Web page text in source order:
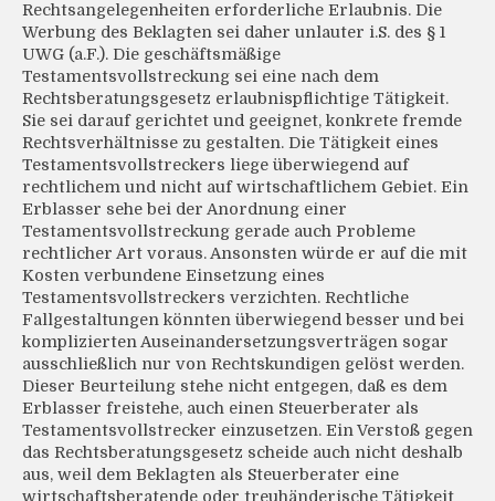
Rechtsangelegenheiten erforderliche Erlaubnis. Die
Werbung des Beklagten sei daher unlauter i.S. des § 1
UWG (a.F.). Die geschäftsmäßige
Testamentsvollstreckung sei eine nach dem
Rechtsberatungsgesetz erlaubnispflichtige Tätigkeit.
Sie sei darauf gerichtet und geeignet, konkrete fremde
Rechtsverhältnisse zu gestalten. Die Tätigkeit eines
Testamentsvollstreckers liege überwiegend auf
rechtlichem und nicht auf wirtschaftlichem Gebiet. Ein
Erblasser sehe bei der Anordnung einer
Testamentsvollstreckung gerade auch Probleme
rechtlicher Art voraus. Ansonsten würde er auf die mit
Kosten verbundene Einsetzung eines
Testamentsvollstreckers verzichten. Rechtliche
Fallgestaltungen könnten überwiegend besser und bei
komplizierten Auseinandersetzungsverträgen sogar
ausschließlich nur von Rechtskundigen gelöst werden.
Dieser Beurteilung stehe nicht entgegen, daß es dem
Erblasser freistehe, auch einen Steuerberater als
Testamentsvollstrecker einzusetzen. Ein Verstoß gegen
das Rechtsberatungsgesetz scheide auch nicht deshalb
aus, weil dem Beklagten als Steuerberater eine
wirtschaftsberatende oder treuhänderische Tätigkeit